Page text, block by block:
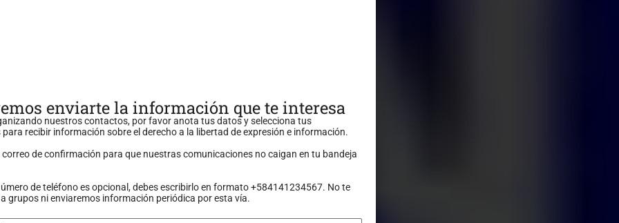
enviarte la información que te interesa
nuestros contactos, por favor anota tus datos y selecciona tus
recibir información sobre el derecho a la libertad de expresión e información.
correo de confirmación para que nuestras comunicaciones no caigan en tu bandeja
de teléfono es opcional, debes escribirlo en formato +584141234567. No te
grupos ni enviaremos información periódica por esta vía.